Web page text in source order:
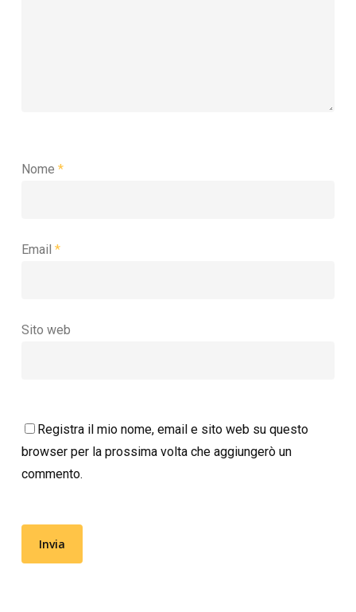
Nome *
Email *
Sito web
Registra il mio nome, email e sito web su questo
browser per la prossima volta che aggiungerò un
commento.